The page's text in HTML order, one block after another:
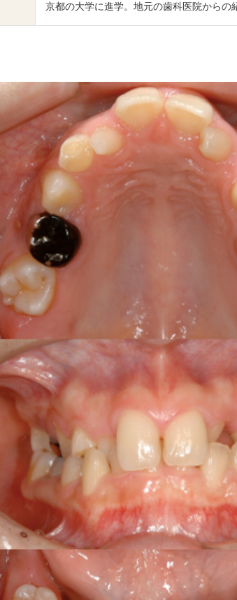
京都の大学に進学。地元の歯科医院からの